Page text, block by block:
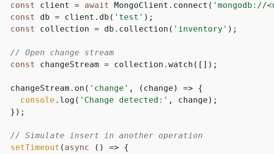
const
client = await MongoClient.connect( 'mongodb://
const
db = client.db( 'test' );
const
collection = db.collection( 'inventory' );
// Open change stream
const
changeStream = collection.watch([]);
  changeStream.on(
'change' , ( change ) =>
{
console .log( 'Change detected:' , change);
  });
// Simulate insert in another operation
setTimeout ( async () => {